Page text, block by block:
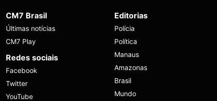
CM7 Brasil
Últimas notícias
CM7 Play
Redes sociais
Facebook
Twitter
YouTube
Editorias
Polícia
Política
Manaus
Amazonas
Brasil
Mundo